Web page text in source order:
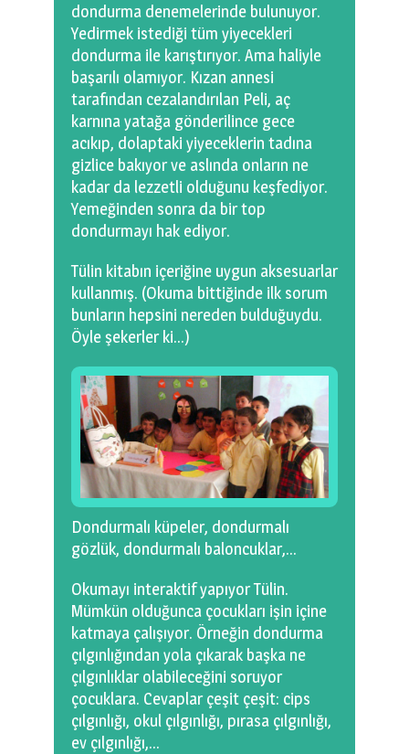
dondurma denemelerinde bulunuyor.
Yedirmek istediği tüm yiyecekleri
dondurma ile karıştırıyor. Ama haliyle
başarılı olamıyor. Kızan annesi
tarafından cezalandırılan Peli, aç
karnına yatağa gönderilince gece
acıkıp, dolaptaki yiyeceklerin tadına
gizlice bakıyor ve aslında onların ne
kadar da lezzetli olduğunu keşfediyor.
Yemeğinden sonra da bir top
dondurmayı hak ediyor.
Tülin kitabın içeriğine uygun aksesuarlar
kullanmış. (Okuma bittiğinde ilk sorum
bunların hepsini nereden bulduğuydu.
Öyle şekerler ki…)
Dondurmalı küpeler, dondurmalı
gözlük, dondurmalı baloncuklar,…
Okumayı interaktif yapıyor Tülin.
Mümkün olduğunca çocukları işin içine
katmaya çalışıyor. Örneğin dondurma
çılgınlığından yola çıkarak başka ne
çılgınlıklar olabileceğini soruyor
çocuklara. Cevaplar çeşit çeşit: cips
çılgınlığı, okul çılgınlığı, pırasa çılgınlığı,
ev çılgınlığı,…